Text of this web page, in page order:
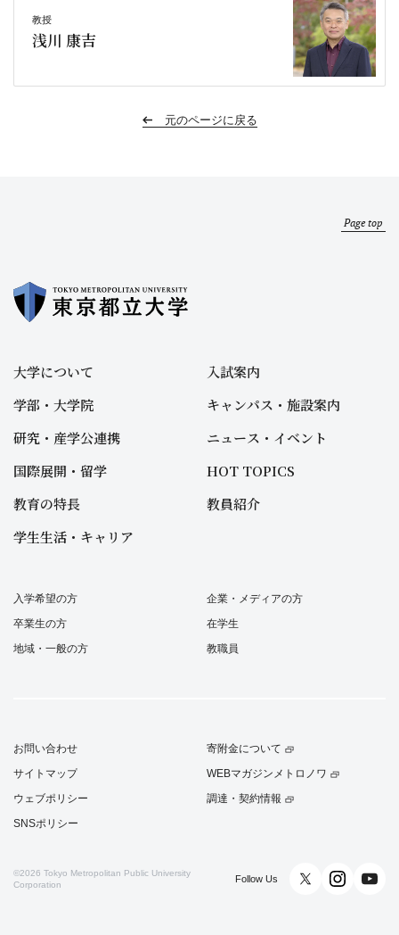
教授
浅川 康吉
元のページに戻る
Page top
大学について
学部・大学院
研究・産学公連携
国際展開・留学
教育の特長
学生生活・キャリア
入試案内
キャンパス・施設案内
ニュース・イベント
HOT TOPICS
教員紹介
入学希望の方
卒業生の方
地域・一般の方
企業・メディアの方
在学生
教職員
お問い合わせ
サイトマップ
ウェブポリシー
SNSポリシー
寄附金について
WEBマガジンメトロノワ
調達・契約情報
©2026 Tokyo Metropolitan Public University
Corporation
Follow Us